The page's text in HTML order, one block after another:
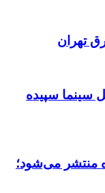
تهران
سینما سپیده
با صدای ۷ خواننده منتشر می‌شود؛